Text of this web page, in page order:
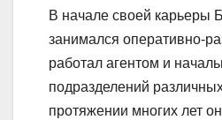
В начале своей карьеры
занимался оперативно-
работал агентом и
подразделений
протяжении многих лет